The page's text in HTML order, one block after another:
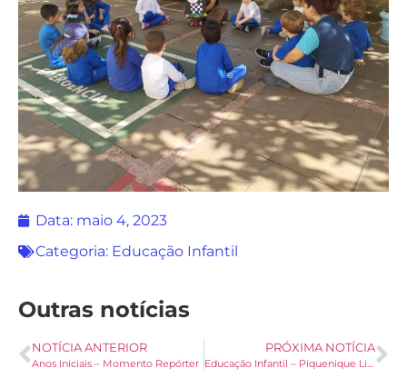
Data: maio 4, 2023
Categoria: Educação Infantil
Outras notícias
NOTÍCIA ANTERIOR
Anos Iniciais – Momento Repórter
PRÓXIMA NOTÍCIA
Educação Infantil – Piquenique Literário